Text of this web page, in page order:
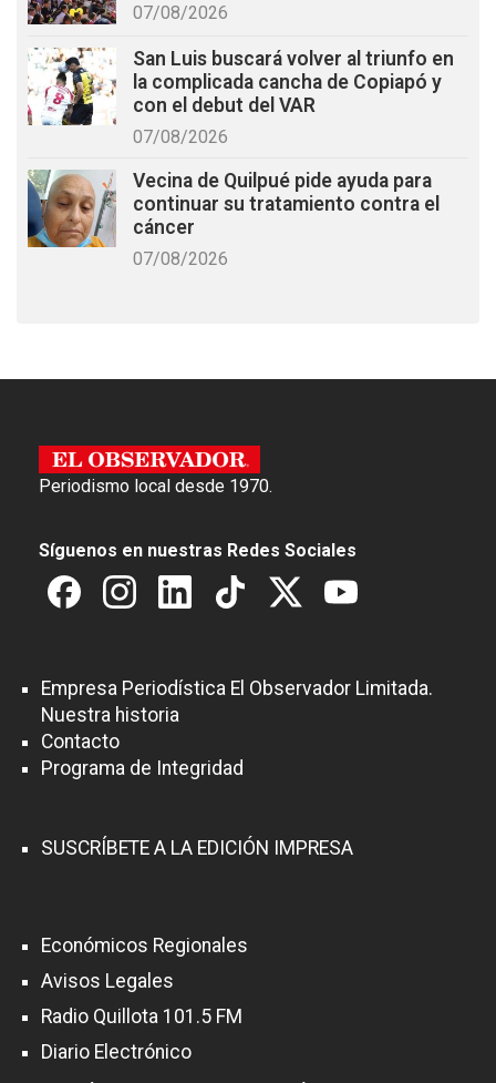
07/08/2026
San Luis buscará volver al triunfo en
la complicada cancha de Copiapó y
con el debut del VAR
07/08/2026
Vecina de Quilpué pide ayuda para
continuar su tratamiento contra el
cáncer
07/08/2026
Periodismo local desde 1970.
Síguenos en nuestras Redes Sociales
Empresa Periodística El Observador Limitada.
Nuestra historia
Contacto
Programa de Integridad
SUSCRÍBETE A LA EDICIÓN IMPRESA
Económicos Regionales
Avisos Legales
Radio Quillota 101.5 FM
Diario Electrónico